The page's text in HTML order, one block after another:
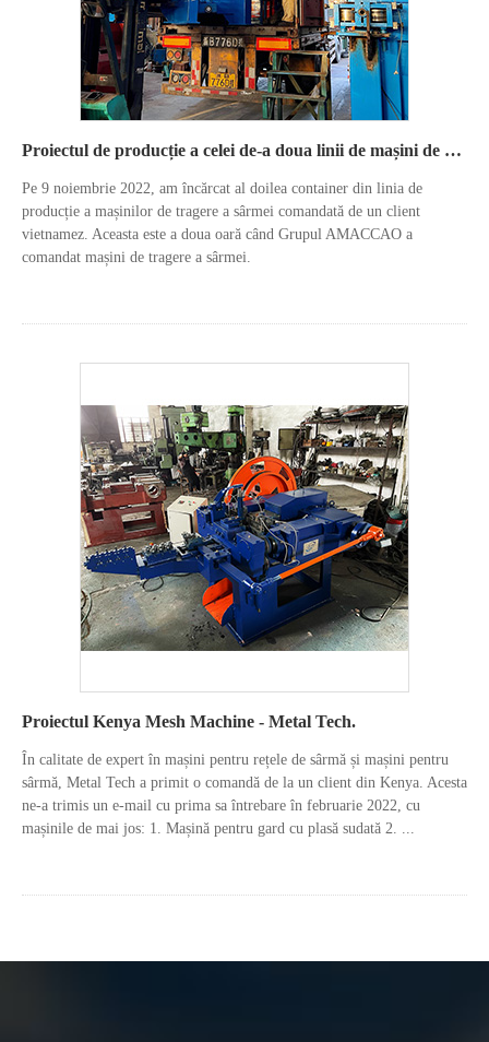
Proiectul de producție a celei de-a doua linii de mașini de desenat sârmă în Vietnam.
Pe 9 noiembrie 2022, am încărcat al doilea container din linia de
producție a mașinilor de tragere a sârmei comandată de un client
vietnamez. Aceasta este a doua oară când Grupul AMACCAO a
comandat mașini de tragere a sârmei.
Proiectul Kenya Mesh Machine - Metal Tech.
În calitate de expert în mașini pentru rețele de sârmă și mașini pentru
sârmă, Metal Tech a primit o comandă de la un client din Kenya. Acesta
ne-a trimis un e-mail cu prima sa întrebare în februarie 2022, cu
mașinile de mai jos: 1. Mașină pentru gard cu plasă sudată 2. ...